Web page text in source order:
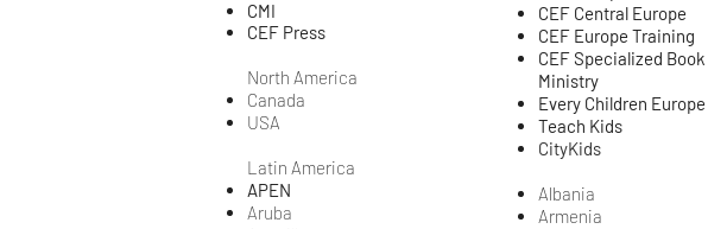
​CMI
CEF Press
​North America
Canada
USA
Latin America
APEN
Aruba
CEF Central Europe
CEF Europe Training
CEF Specialized Book
Ministry
Every Children Europe
Teach Kids
CityKids
Albania
Armenia